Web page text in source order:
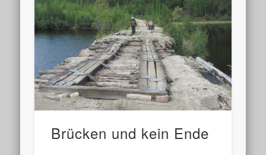
Brücken und kein Ende